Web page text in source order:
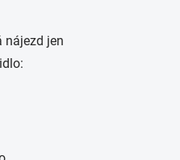
nájezd jen